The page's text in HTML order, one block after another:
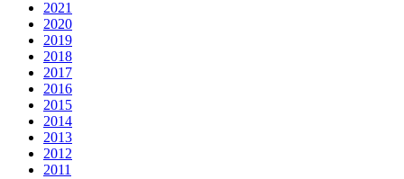
2021
2020
2019
2018
2017
2016
2015
2014
2013
2012
2011